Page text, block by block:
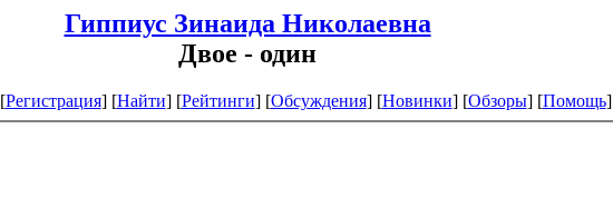
Гиппиус Зинаида Николаевна
Двое - один
[Регистрация] [Найти] [Рейтинги] [Обсуждения] [Новинки] [Обзоры] [Помощь]